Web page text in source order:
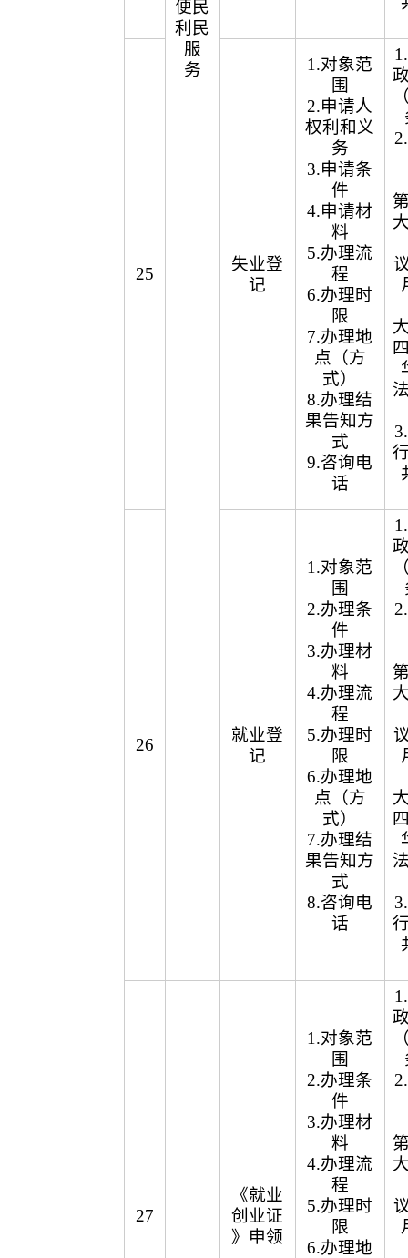
便民
利民
服
务
25
失业登
记
1.对象范
围
2.申请人
权利和义
务
3.申请条
件
4.申请材
料
5.办理流
程
6.办理时
限
7.办理地
点（方
式）
8.办理结
果告知方
式
9.咨询电
话
26
就业登
记
1.对象范
围
2.办理条
件
3.办理材
料
4.办理流
程
5.办理时
限
6.办理地
点（方
式）
7.办理结
果告知方
式
8.咨询电
话
27
《就业
创业证
》申领
1.对象范
围
2.办理条
件
3.办理材
料
4.办理流
程
5.办理时
限
6.办理地